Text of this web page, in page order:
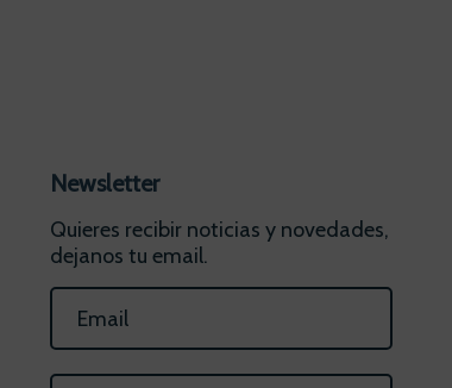
Newsletter
Quieres recibir noticias y novedades,
dejanos tu email.